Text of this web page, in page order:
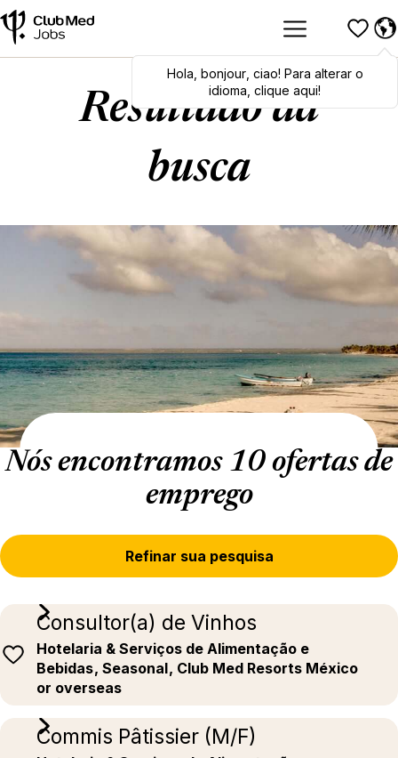
Hola,bonjour,ciao! To switch
languages, click here!
Hola bonjour, ciao! Para alterar o
idioma, clique aqui!
Resultado da
busca
Nós encontramos 10 ofertas de
emprego
Refinar sua pesquisa
Consultor(a) de Vinhos
Hotelaria & Serviços de Alimentação e
Bebidas, Seasonal, Club Med Resorts México
or overseas
Commis Pâtissier (M/F)